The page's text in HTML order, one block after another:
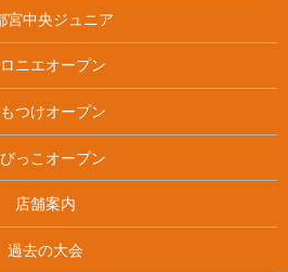
宮中央ジュニア
ニエオープン
つけオープン
っこオープン
店舗案内
過去の大会